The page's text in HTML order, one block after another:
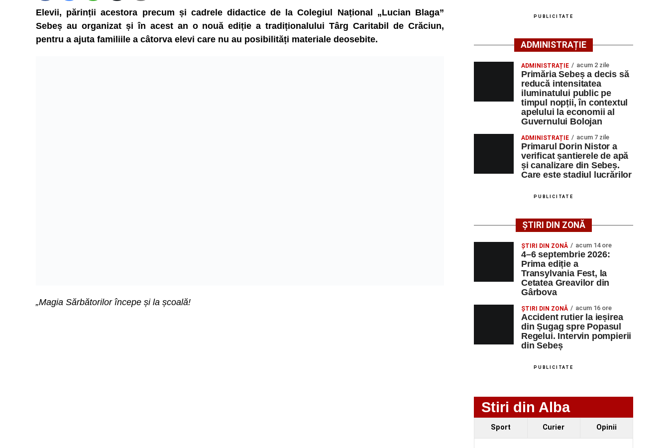
Elevii, părinții acestora precum și cadrele didactice de la Colegiul Național „Lucian Blaga”
Sebeș au organizat și în acest an o nouă ediție a tradiționalului Târg Caritabil de Crăciun,
pentru a ajuta familiile a câtorva elevi care nu au posibilități materiale deosebite.
„Magia Sărbătorilor începe și la școală!
PUBLICITATE
ADMINISTRAȚIE
ADMINISTRAȚIE acum 2 zile
Primăria Sebeș a decis să
reducă intensitatea
iluminatului public pe
timpul nopții, în contextul
apelului la economii al
Guvernului Bolojan
ADMINISTRAȚIE acum 7 zile
Primarul Dorin Nistor a
verificat șantierele de apă
și canalizare din Sebeș.
Care este stadiul lucrărilor
PUBLICITATE
ȘTIRI DIN ZONĂ
ȘTIRI DIN ZONĂ acum 14 ore
4–6 septembrie 2026:
Prima ediție a
Transylvania Fest, la
Cetatea Greavilor din
Gârbova
ȘTIRI DIN ZONĂ acum 16 ore
Accident rutier la ieșirea
din Șugag spre Popasul
Regelui. Intervin pompierii
din Sebeș
PUBLICITATE
Stiri din Alba
Sport Curier Opinii